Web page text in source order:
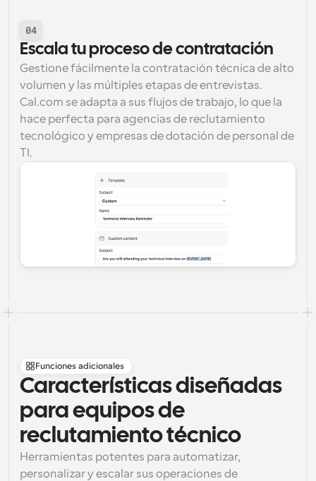
04
Escala tu proceso de contratación
Gestione fácilmente la contratación técnica de alto
volumen y las múltiples etapas de entrevistas.
Cal.com se adapta a sus flujos de trabajo, lo que la
hace perfecta para agencias de reclutamiento
tecnológico y empresas de dotación de personal de
TI.
Funciones adicionales
Características diseñadas
para equipos de
reclutamiento técnico
Herramientas potentes para automatizar,
personalizar y escalar sus operaciones de